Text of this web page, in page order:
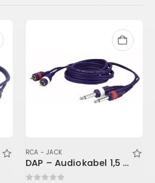
RCA - JACK
DAP – Audiokabel 1,5 M 2 Mono Jack – 2 RCA